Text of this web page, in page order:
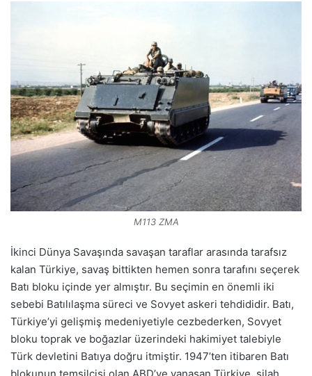
M113 ZMA
İkinci Dünya Savaşında savaşan taraflar arasında tarafsız
kalan Türkiye, savaş bittikten hemen sonra tarafını seçerek
Batı bloku içinde yer almıştır. Bu seçimin en önemli iki
sebebi Batılılaşma süreci ve Sovyet askeri tehdididir. Batı,
Türkiye’yi gelişmiş medeniyetiyle cezbederken, Sovyet
bloku toprak ve boğazlar üzerindeki hakimiyet talebiyle
Türk devletini Batıya doğru itmiştir. 1947’ten itibaren Batı